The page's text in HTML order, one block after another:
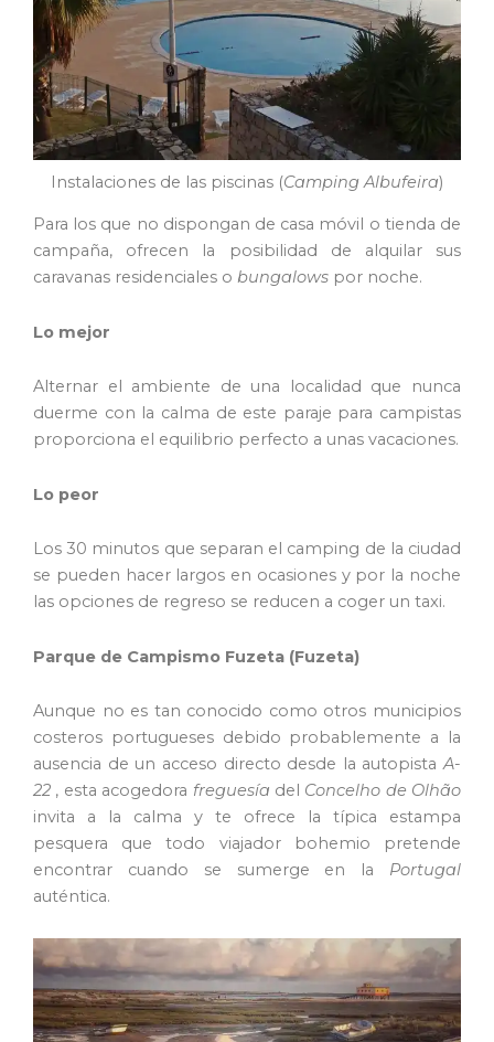
Instalaciones de las piscinas (Camping Albufeira)
Para los que no dispongan de casa móvil o tienda de
campaña, ofrecen la posibilidad de alquilar sus
caravanas residenciales o bungalows por noche.
Lo mejor
Alternar el ambiente de una localidad que nunca
duerme con la calma de este paraje para campistas
proporciona el equilibrio perfecto a unas vacaciones.
Lo peor
Los 30 minutos que separan el camping de la ciudad
se pueden hacer largos en ocasiones y por la noche
las opciones de regreso se reducen a coger un taxi.
Parque de Campismo Fuzeta (Fuzeta)
Aunque no es tan conocido como otros municipios
costeros portugueses debido probablemente a la
ausencia de un acceso directo desde la autopistaA-
22 , esta acogedora freguesía del Concelho de Olhão
invita a la calma y te ofrece la típica estampa
pesquera que todo viajador bohemio pretende
encontrar cuando se sumerge en la Portugal
auténtica.